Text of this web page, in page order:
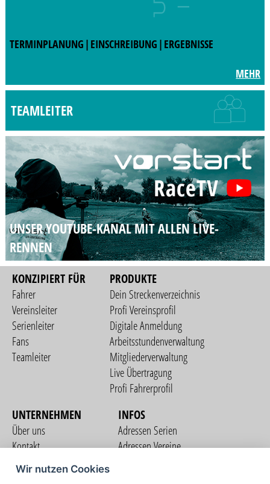
TERMINPLANUNG |EINSCHREIBUNG |ERGEBNISSE
MEHR
TEAMLEITER
UNSER YOUTUBE-KANALMIT ALLEN LIVE-
RENNEN
KONZIPIERT FÜR
Fahrer
Vereinsleiter
Serienleiter
Fans
Teamleiter
PRODUKTE
Dein Streckenverzeichnis
Profi Vereinsprofil
Digitale Anmeldung
Arbeitsstundenverwaltung
Mitgliederverwaltung
Live Übertragung
Profi Fahrerprofil
UNTERNEHMEN
Über uns
Kontakt
Nutzungsbedingungen
Datenschutzerklärung
INFOS
Adressen Serien
Adressen Vereine
Wir nutzen Cookies